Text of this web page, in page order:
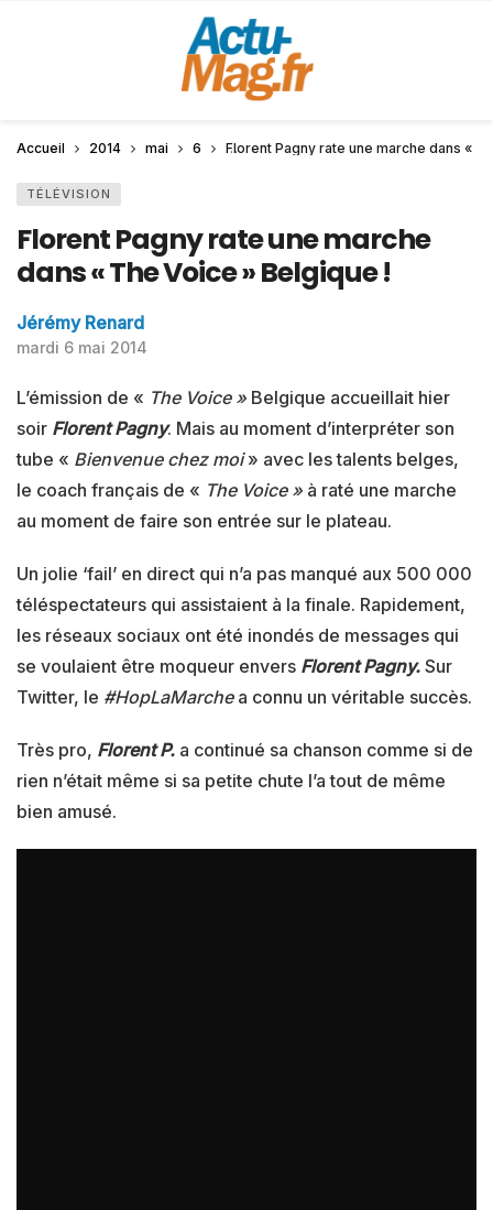
Accueil 2014 mai 6 Florent Pagny rate une marche dans «
TÉLÉVISION
Florent Pagny rate une marche
dans « The Voice » Belgique !
Jérémy Renard
mardi 6 mai 2014
L’émission de « The Voice » Belgique accueillait hier
soir Florent Pagny. Mais au moment d’interpréter son
tube « Bienvenue chez moi» avec les talents belges,
le coach français de « The Voice » à raté une marche
au moment de faire son entrée sur le plateau.
Un jolie ‘fail’ en direct qui n’a pas manqué aux 500 000
téléspectateurs qui assistaient à la finale. Rapidement,
les réseaux sociaux ont été inondés de messages qui
se voulaient être moqueur envers Florent Pagny. Sur
Twitter, le #HopLaMarchea connu un véritable succès.
Très pro, Florent P. a continué sa chanson comme si de
rien n’était même si sa petite chute l’a tout de même
bien amusé.